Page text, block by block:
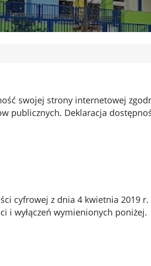
swojej strony internetowej
publicznych. Deklaracja
cyfrowej z dnia 4 kwietnia 2019
i wyłączeń wymienionych poniżej.